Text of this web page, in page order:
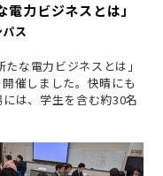
電力ビジネスとは」
ス
な電力ビジネスとは」
催しました。快晴にも
は、学生を含む約30名